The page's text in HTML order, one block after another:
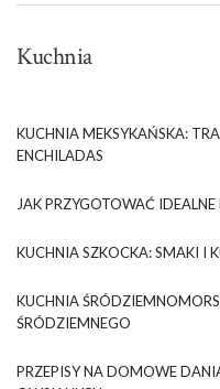
Kuchnia
KUCHNIA MEKSYKAŃSKA:
ENCHILADAS
JAK PRZYGOTOWAĆ
KUCHNIA SZKOCKA: SMAKI I
KUCHNIA
ŚRÓDZIEMNEGO
PRZEPISY NA DOMOWE